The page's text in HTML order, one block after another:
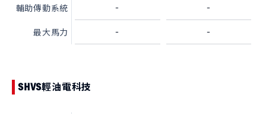
輔助傳動系統 - -
最大馬力 - -
SHVS輕油電科技